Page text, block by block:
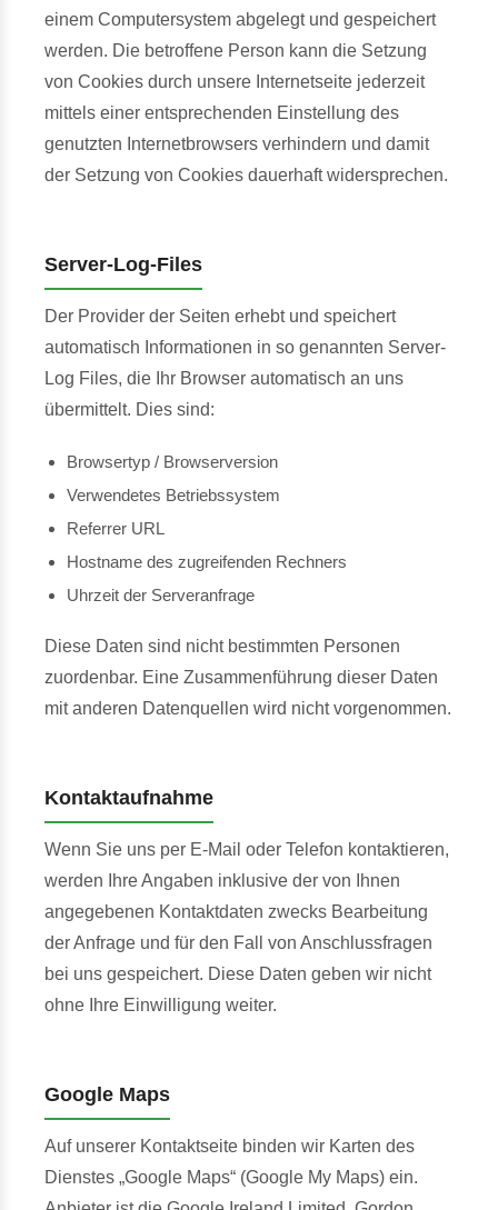
einem Computersystem abgelegt und gespeichert
werden. Die betroffene Person kann die Setzung
von Cookies durch unsere Internetseite jederzeit
mittels einer entsprechenden Einstellung des
genutzten Internetbrowsers verhindern und damit
der Setzung von Cookies dauerhaft widersprechen.
Server-Log-Files
Der Provider der Seiten erhebt und speichert
automatisch Informationen in so genannten Server-
Log Files, die Ihr Browser automatisch an uns
übermittelt. Dies sind:
Browsertyp / Browserversion
Verwendetes Betriebssystem
Referrer URL
Hostname des zugreifenden Rechners
Uhrzeit der Serveranfrage
Diese Daten sind nicht bestimmten Personen
zuordenbar. Eine Zusammenführung dieser Daten
mit anderen Datenquellen wird nicht vorgenommen.
Kontaktaufnahme
Wenn Sie uns per E-Mail oder Telefon kontaktieren,
werden Ihre Angaben inklusive der von Ihnen
angegebenen Kontaktdaten zwecks Bearbeitung
der Anfrage und für den Fall von Anschlussfragen
bei uns gespeichert. Diese Daten geben wir nicht
ohne Ihre Einwilligung weiter.
Google Maps
Auf unserer Kontaktseite binden wir Karten des
Dienstes „Google Maps“ (Google My Maps) ein.